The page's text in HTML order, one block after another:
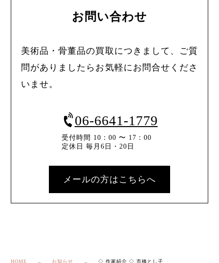
お問い合わせ
美術品・骨董品の買取につきまして、ご質
問がありましたらお気軽にお問合せくださ
いませ。
06-6641-1779
受付時間 10：00 〜 17：00
定休日 毎月6日・20日
メールの方はこちらへ
HOME お知らせ ◇ 作家紹介 ◇ 市橋とし子